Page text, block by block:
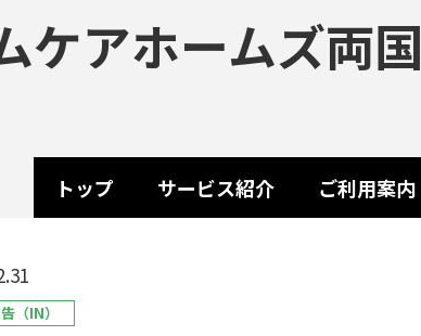
ケアホームズ両国
トップ サービス紹介 ご利用案内
（IN）